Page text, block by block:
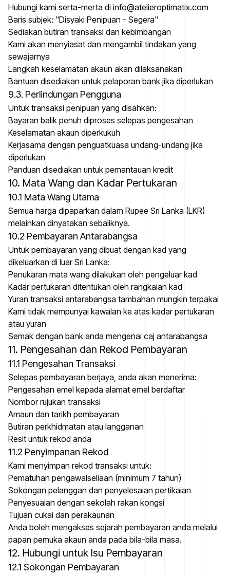
Hubungi kami serta-merta di info@atelieroptimatix.com
Baris subjek: "Disyaki Penipuan - Segera"
Sediakan butiran transaksi dan kebimbangan
Kami akan menyiasat dan mengambil tindakan yang
sewajarnya
Langkah keselamatan akaun akan dilaksanakan
Bantuan disediakan untuk pelaporan bank jika diperlukan
9.3. Perlindungan Pengguna
Untuk transaksi penipuan yang disahkan:
Bayaran balik penuh diproses selepas pengesahan
Keselamatan akaun diperkukuh
Kerjasama dengan penguatkuasa undang-undang jika
diperlukan
Panduan disediakan untuk pemantauan kredit
10. Mata Wang dan Kadar Pertukaran
10.1 Mata Wang Utama
Semua harga dipaparkan dalam Rupee Sri Lanka (LKR)
melainkan dinyatakan sebaliknya.
10.2 Pembayaran Antarabangsa
Untuk pembayaran yang dibuat dengan kad yang
dikeluarkan di luar Sri Lanka:
Penukaran mata wang dilakukan oleh pengeluar kad
Kadar pertukaran ditentukan oleh rangkaian kad
Yuran transaksi antarabangsa tambahan mungkin terpakai
Kami tidak mempunyai kawalan ke atas kadar pertukaran
atau yuran
Semak dengan bank anda mengenai caj antarabangsa
11. Pengesahan dan Rekod Pembayaran
11.1 Pengesahan Transaksi
Selepas pembayaran berjaya, anda akan menerima:
Pengesahan emel kepada alamat emel berdaftar
Nombor rujukan transaksi
Amaun dan tarikh pembayaran
Butiran perkhidmatan atau langganan
Resit untuk rekod anda
11.2 Penyimpanan Rekod
Kami menyimpan rekod transaksi untuk:
Pematuhan pengawalseliaan (minimum 7 tahun)
Sokongan pelanggan dan penyelesaian pertikaian
Penyesuaian dengan sekolah rakan kongsi
Tujuan cukai dan perakaunan
Anda boleh mengakses sejarah pembayaran anda melalui
papan pemuka akaun anda pada bila-bila masa.
12. Hubungi untuk Isu Pembayaran
12.1 Sokongan Pembayaran